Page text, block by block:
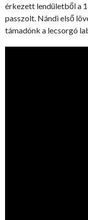
érkezett lendületből a
passzolt. Nándi első
támadónk a lecsorgó